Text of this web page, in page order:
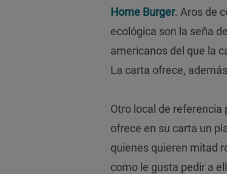
Home Burger. Aros de
ecológica son la seña
americanos del que la
La carta ofrece,
Otro local de referencia
ofrece en su carta un
quienes quieren mitad
como le gusta pedir a